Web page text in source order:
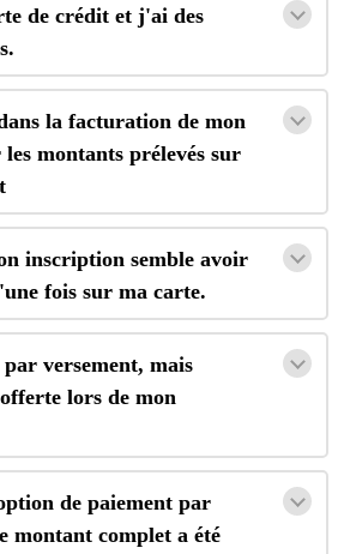
de crédit et j'ai des
.
la facturation de mon
les montants prélevés sur
inscription semble avoir
'une fois sur ma carte.
par versement, mais
offerte lors de mon
de paiement par
montant complet a été